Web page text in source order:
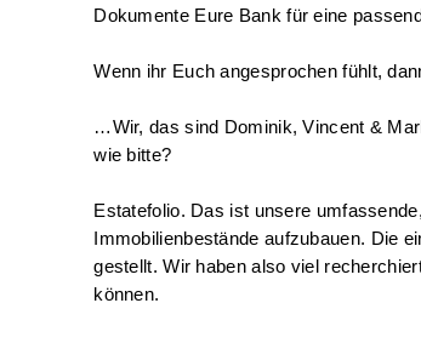
Dokumente Eure Bank für eine
Wenn ihr Euch angesprochen fühlt,
…Wir, das sind Dominik, Vincent &
wie bitte?
Estatefolio. Das ist unsere
Immobilienbestände aufzubauen. Die
gestellt. Wir haben also viel
können.